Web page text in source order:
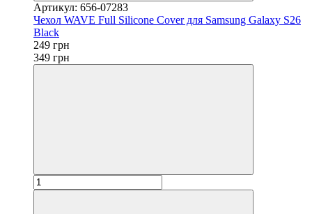
Артикул: 656-07283
Чехол WAVE Full Silicone Cover для Samsung Galaxy S26
Black
249 грн
349 грн